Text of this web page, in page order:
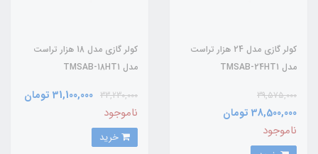
کولر گازی مدل 24 هزار تراست
مدل TMSAB-24HT1
39,575,000
38,500,000 تومان
ناموجود
کولر گازی مدل 18 هزار تراست
مدل TMSAB-18HT1
33,230,000 31,100,000 تومان
ناموجود